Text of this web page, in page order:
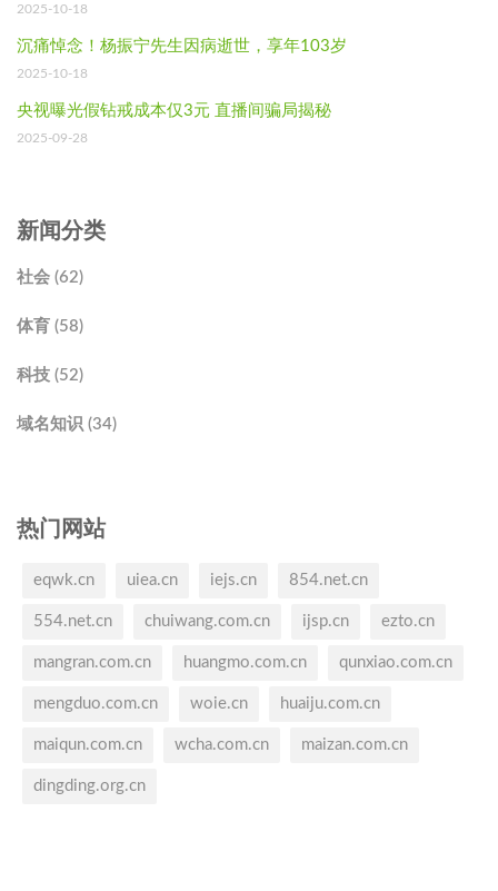
2025-10-18
沉痛悼念！杨振宁先生因病逝世，享年103岁
2025-10-18
央视曝光假钻戒成本仅3元 直播间骗局揭秘
2025-09-28
新闻分类
社会 (62)
体育 (58)
科技 (52)
域名知识 (34)
热门网站
eqwk.cn uiea.cn iejs.cn 854.net.cn
554.net.cn chuiwang.com.cn ijsp.cn ezto.cn
mangran.com.cn huangmo.com.cn qunxiao.com.cn
mengduo.com.cn woie.cn huaiju.com.cn
maiqun.com.cn wcha.com.cn maizan.com.cn
dingding.org.cn